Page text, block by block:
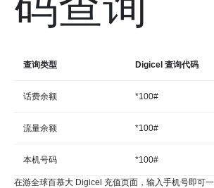
查询类型 Digicel 查询代码
话费余额 *100#
流量余额 *100#
本机号码 *100#
在游全球百慕大 Digicel 充值页面，输入手机号即可